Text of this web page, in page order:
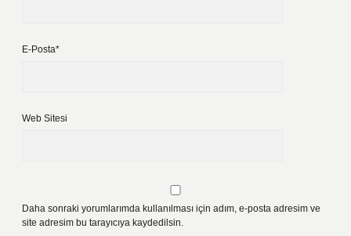
E-Posta*
Web Sitesi
Daha sonraki yorumlarımda kullanılması için adım, e-posta adresim ve
site adresim bu tarayıcıya kaydedilsin.